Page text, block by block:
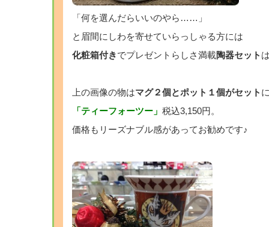
「何を選んだらいいのやら……」
と眉間にしわを寄せていらっしゃる方には
化粧箱付きでプレゼントらしさ満載陶器セット
上の画像の物はマグ２個とポット１個がセット
「ティーフォーツー」 税込3,150円。
価格もリーズナブル感があってお勧めです♪